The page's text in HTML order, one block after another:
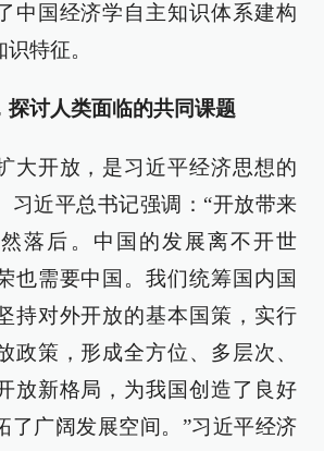
中国经济学自主知识体系建构
特征。
探讨人类面临的共同课题
大开放，是习近平经济思想的
习近平总书记强调：“开放带来
落后。中国的发展离不开世
也需要中国。我们统筹国内国
持对外开放的基本国策，实行
政策，形成全方位、多层次、
放新格局，为我国创造了良好
了广阔发展空间。”习近平经济